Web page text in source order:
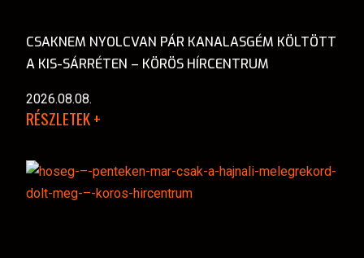
CSAKNEM NYOLCVAN PÁR KANALASGÉM KÖLTÖTT
A KIS-SÁRRÉTEN – KÖRÖS HÍRCENTRUM
2026.08.08.
RÉSZLETEK +